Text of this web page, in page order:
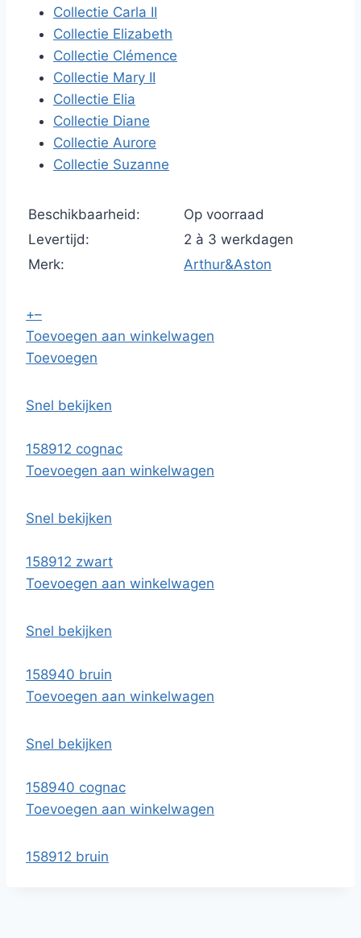
Collectie Carla II
Collectie Elizabeth
Collectie Clémence
Collectie Mary II
Collectie Elia
Collectie Diane
Collectie Aurore
Collectie Suzanne
Beschikbaarheid:
Op voorraad
Levertijd:
2 à 3 werkdagen
Merk:
Arthur&Aston
+–
Toevoegen aan winkelwagen
Toevoegen
Snel bekijken
158912 cognac
Toevoegen aan winkelwagen
Snel bekijken
158912 zwart
Toevoegen aan winkelwagen
Snel bekijken
158940 bruin
Toevoegen aan winkelwagen
Snel bekijken
158940 cognac
Toevoegen aan winkelwagen
158912 bruin